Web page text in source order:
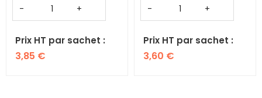
Prix HT par sachet :
3,85 €
Prix HT par sachet :
3,60 €